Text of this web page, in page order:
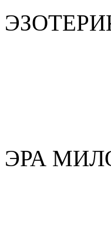
ЭРА